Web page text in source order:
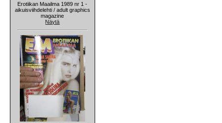
Erotiikan Maailma 1989 nr 1 -
aikuisviihdelehti / adult graphics
magazine
Näytä